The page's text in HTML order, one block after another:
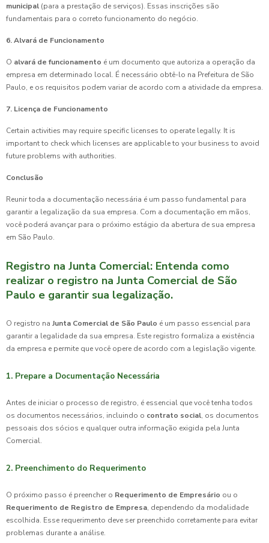
municipal (para a prestação de serviços). Essas inscrições são
fundamentais para o correto funcionamento do negócio.
6. Alvará de Funcionamento
O alvará de funcionamento é um documento que autoriza a operação da
empresa em determinado local. É necessário obtê-lo na Prefeitura de São
Paulo, e os requisitos podem variar de acordo com a atividade da empresa.
7. Licença de Funcionamento
Certain activities may require specific licenses to operate legally. It is
important to check which licenses are applicable to your business to avoid
future problems with authorities.
Conclusão
Reunir toda a documentação necessária é um passo fundamental para
garantir a legalização da sua empresa. Com a documentação em mãos,
você poderá avançar para o próximo estágio da abertura de sua empresa
em São Paulo.
Registro na Junta Comercial: Entenda como
realizar o registro na Junta Comercial de São
Paulo e garantir sua legalização.
O registro na Junta Comercial de São Paulo é um passo essencial para
garantir a legalidade da sua empresa. Este registro formaliza a existência
da empresa e permite que você opere de acordo com a legislação vigente.
1. Prepare a Documentação Necessária
Antes de iniciar o processo de registro, é essencial que você tenha todos
os documentos necessários, incluindo o contrato social, os documentos
pessoais dos sócios e qualquer outra informação exigida pela Junta
Comercial.
2. Preenchimento do Requerimento
O próximo passo é preencher o Requerimento de Empresário ou o
Requerimento de Registro de Empresa, dependendo da modalidade
escolhida. Esse requerimento deve ser preenchido corretamente para evitar
problemas durante a análise.